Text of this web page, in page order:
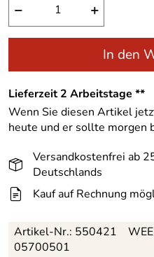
− +
In den
Lieferzeit 2 Arbeitstage **
Wenn Sie diesen Artikel
heute und er sollte morgen
Versandkostenfrei ab
Deutschlands
Kauf auf Rechnung
Artikel-Nr.: 550421
05700501